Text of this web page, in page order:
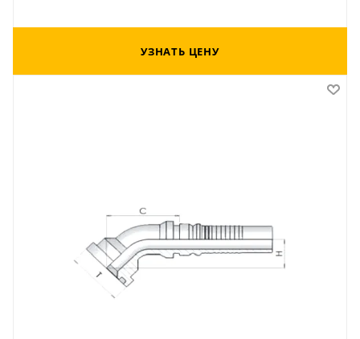
УЗНАТЬ ЦЕНУ